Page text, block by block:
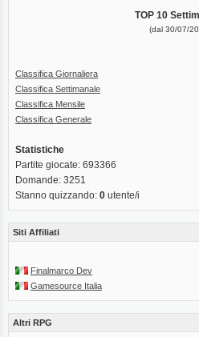
TOP 10
(dal 30/07/
Classifica Giornaliera
Classifica Settimanale
Classifica Mensile
Classifica Generale
Statistiche
Partite giocate: 693366
Domande: 3251
Stanno quizzando: 0 utente/i
Siti Affiliati
Finalmarco Dev
Gamesource Italia
Altri RPG